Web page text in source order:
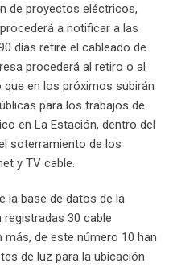
de proyectos eléctricos,
a notificar a las
días retire el cableado de
procederá al retiro o al
en los próximos subirán
para los trabajos de
en La Estación, dentro del
soterramiento de los
y TV cable.
la base de datos de la
registradas 30 cable
de este número 10 han
de luz para la ubicación